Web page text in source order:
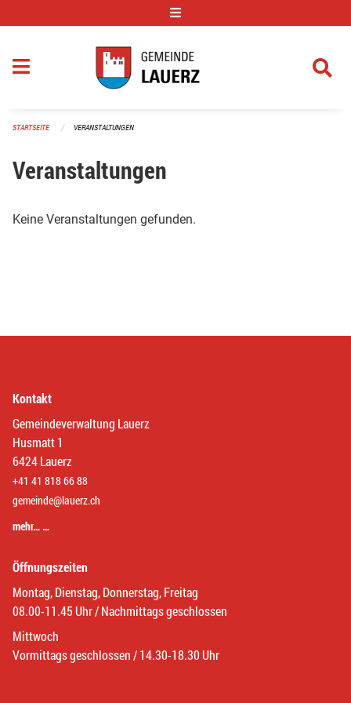
STARTSEITE VERANSTALTUNGEN
Veranstaltungen
Keine Veranstaltungen gefunden.
Kontakt
Gemeindeverwaltung Lauerz
Husmatt 1
6424 Lauerz
+41 41 818 66 88
gemeinde@lauerz.ch
mehr… …
Öffnungszeiten
Montag, Dienstag, Donnerstag, Freitag
08.00-11.45 Uhr / Nachmittags geschlossen
Mittwoch
Vormittags geschlossen / 14.30-18.30 Uhr